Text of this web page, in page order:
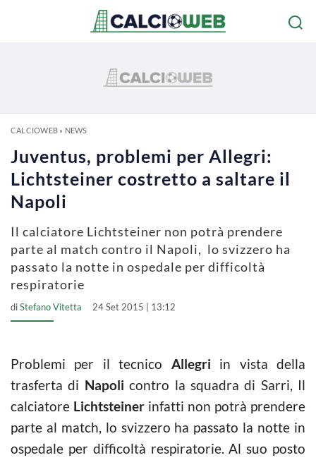
CALCIOWEB» NEWS
Juventus, problemi per Allegri:
Lichtsteiner costretto a saltare il
Napoli
Il calciatore Lichtsteiner non potrà prendere
parte al match contro il Napoli, lo svizzero ha
passato la notte in ospedale per difficoltà
respiratorie
diStefano Vitetta 24 Set 2015 | 13:12
Problemi per il tecnico Allegri in vista della
trasferta di Napoli contro la squadra di Sarri, Il
calciatore Lichtsteiner infatti non potrà prendere
parte al match, lo svizzero ha passato la notte in
ospedale per difficoltà respiratorie. Al suo posto